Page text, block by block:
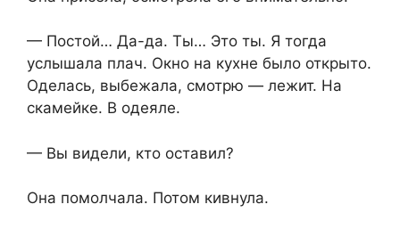
— Постой… Да-да. Ты… Это ты. Я тогда
услышала плач. Окно на кухне было открыто.
Оделась, выбежала, смотрю — лежит. На
скамейке. В одеяле.
— Вы видели, кто оставил?
Она помолчала. Потом кивнула.